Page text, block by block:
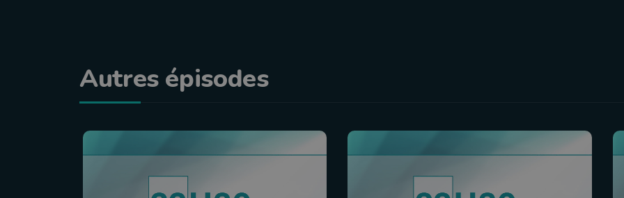
Autres épisodes